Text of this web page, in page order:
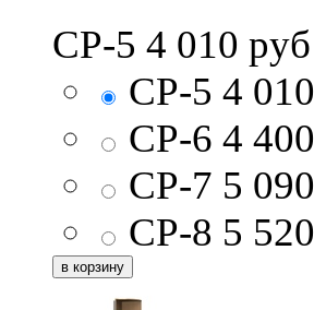
СР-5 4 010 руб
СР-5 4 010
СР-6 4 400
СР-7 5 090
СР-8 5 520